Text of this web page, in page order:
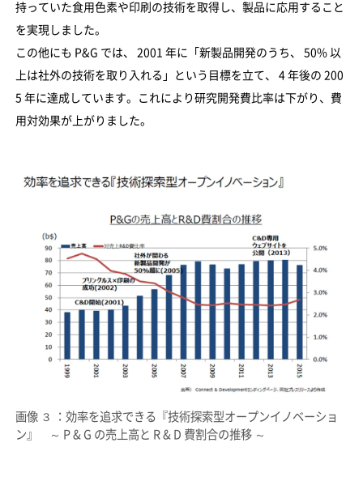
持っていた食用色素や印刷の技術を取得し、製品に応用すること
を実現しました。
この他にも P&G では、 2001 年に「新製品開発のうち、 50% 以
上は社外の技術を取り入れる」という目標を立て、 4 年後の 200
5 年に達成しています。これにより研究開発費比率は下がり、費
用対効果が上がりました。
画像 ３ ：効率を追求できる『技術探索型オープンイノベーショ
ン』 ～ P & G の売上高と R & D 費割合の推移 ～